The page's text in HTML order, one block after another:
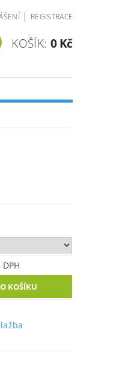
| REGISTRACE
KOŠÍK: 0 Kč